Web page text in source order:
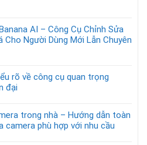
AI – Công Cụ Chỉnh Sửa
Cho Người Dùng Mới Lẫn Chuyên
rõ về công cụ quan trọng
đại
trong nhà – Hướng dẫn toàn
camera phù hợp với nhu cầu